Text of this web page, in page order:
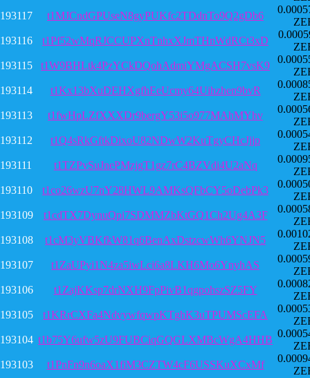
193117
t1MJCndGPUseN8gyPUKfc2TDdnTo9Q2gDb6
193116
t1Pf52wMqRJCCUPXnTnhxXJmTHnWdRCt3xD
193115
t1W9BHLtk4PzYCkDQohAdmiYMgACSH7vsK9
193114
t1Kx13bXuDEHXgfhEeUcmy64Uihzhen9bvR
193113
t1fwHpLZfXXXDr9bergY53i5o977MAhMYhv
193112
t1Q4sRkGftkDixoU82NDwW2KuTgyCHcJjjp
193111
t1TZPvSuJnePMzjgT1gz7rC4BZVdi4U2aNq
193110
t1co26wzU7nY28HWL9AMKsQFbCY5oDebPk3
193109
t1cdTX7DynuQpi7SDMMZbKtGQ1Ch2Ug4A3F
193108
t1cM3yVBKfkW81q6BenAxDstzcwWh6YNJN5
193107
t1ZaUPyi1N4za5iwLci6a8LKH6Mo6YnyhAS
193106
t1ZajKKsp7drNXH9FpPivB1qgpohszSZ5FY
193105
t1KRrCXFa4NdvywfqwpKTghK3uTPUMScEFA
193104 t1b75Y6ufw5zU9FUBCiqGQGLXMBcWgA4HHB
193103
t1PnFn9n6oaX1fiM3CZTW4cF6USSKuXCxMf